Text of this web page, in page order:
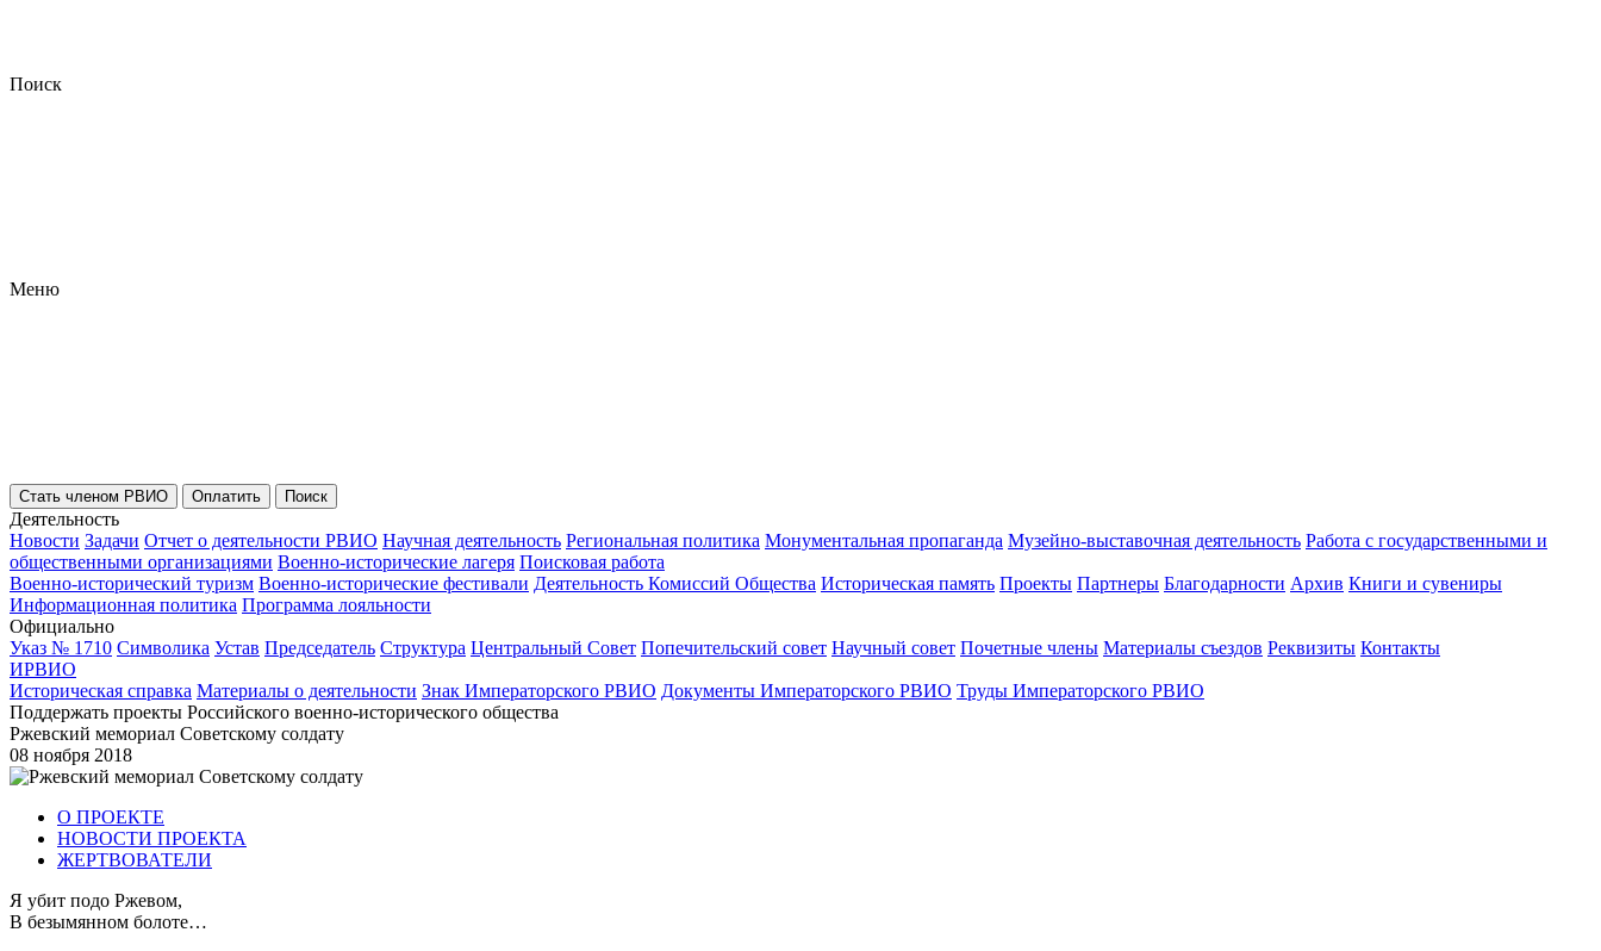
Поиск
Меню
Стать членом РВИО Оплатить Поиск
Деятельность
Новости Задачи Отчет о деятельности РВИО Научная деятельность Региональная политика Монументальная пропаганда Музейно-выставочная деятельность Работа с государственными и
общественными организациями Военно-исторические лагеря Поисковая работа
Военно-исторический туризм Военно-исторические фестивали Деятельность Комиссий Общества Историческая память Проекты Партнеры Благодарности Архив Книги и сувениры
Информационная политика Программа лояльности
Официально
Указ № 1710 Символика Устав Председатель Структура Центральный Совет Попечительский совет Научный совет Почетные члены Материалы съездов Реквизиты Контакты
ИРВИО
Историческая справка Материалы о деятельности Знак Императорского РВИО Документы Императорского РВИО Труды Императорского РВИО
Поддержать проекты Российского военно-исторического общества
Ржевский мемориал Советскому солдату
08 ноября 2018
О ПРОЕКТЕ
НОВОСТИ ПРОЕКТА
ЖЕРТВОВАТЕЛИ
Я убит подо Ржевом,
В безымянном болоте…